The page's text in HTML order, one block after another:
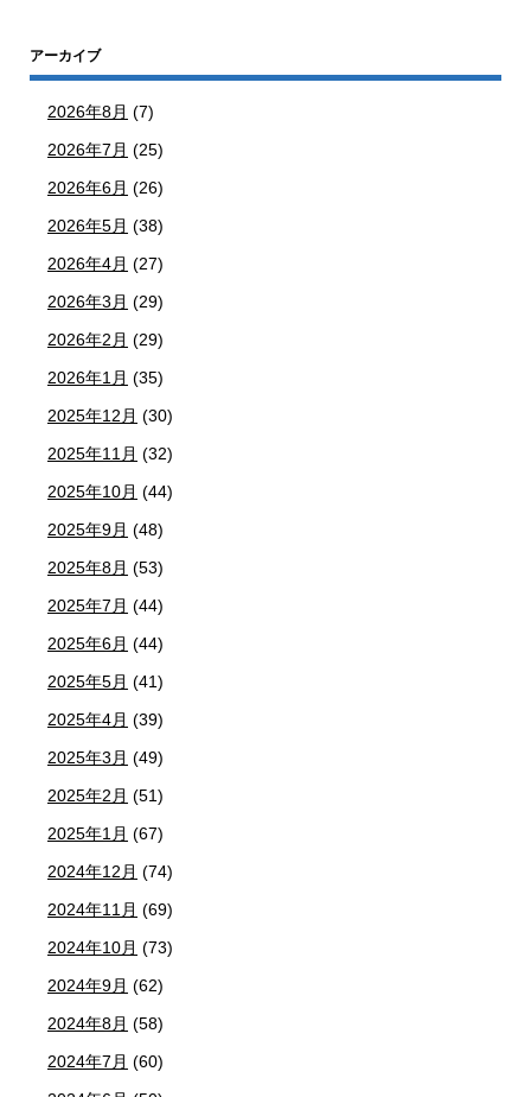
アーカイブ
2026年8月 (7)
2026年7月 (25)
2026年6月 (26)
2026年5月 (38)
2026年4月 (27)
2026年3月 (29)
2026年2月 (29)
2026年1月 (35)
2025年12月 (30)
2025年11月 (32)
2025年10月 (44)
2025年9月 (48)
2025年8月 (53)
2025年7月 (44)
2025年6月 (44)
2025年5月 (41)
2025年4月 (39)
2025年3月 (49)
2025年2月 (51)
2025年1月 (67)
2024年12月 (74)
2024年11月 (69)
2024年10月 (73)
2024年9月 (62)
2024年8月 (58)
2024年7月 (60)